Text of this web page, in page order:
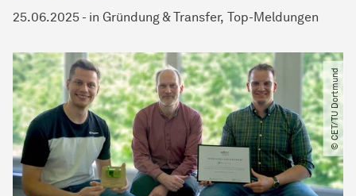
25.06.2025 - in Gründung & Transfer Top-Meldungen
© CET​/​TU Dortmund